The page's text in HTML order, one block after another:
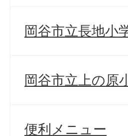
岡谷市立長地小
岡谷市立上の原
便利メニュー